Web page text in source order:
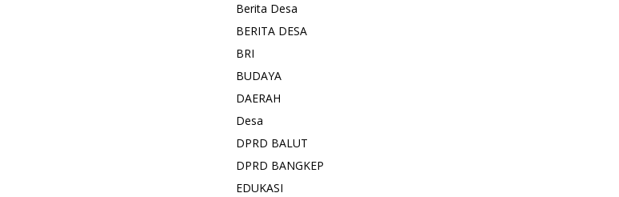
Berita Desa
BERITA DESA
BRI
BUDAYA
DAERAH
Desa
DPRD BALUT
DPRD BANGKEP
EDUKASI